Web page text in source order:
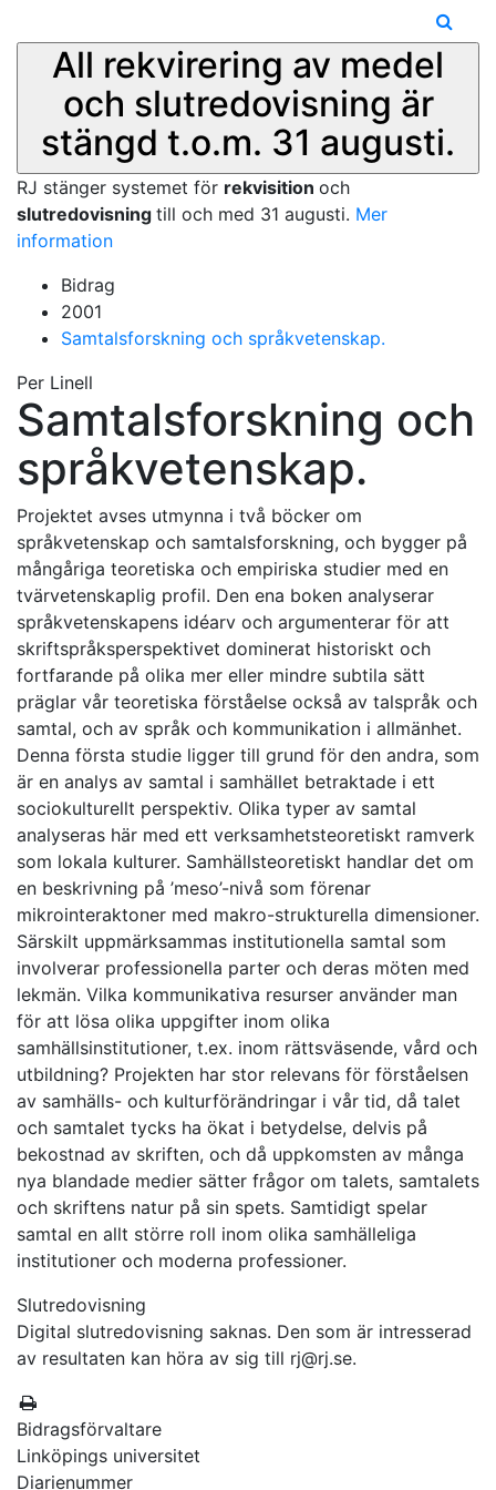
All rekvirering av medel
och slutredovisning är
stängd t.o.m. 31 augusti.
RJ stänger systemet för rekvisition och
slutredovisning till och med 31 augusti. Mer
information
Bidrag
2001
Samtalsforskning och språkvetenskap.
Per Linell
Samtalsforskning och
språkvetenskap.
Projektet avses utmynna i två böcker om
språkvetenskap och samtalsforskning, och bygger på
mångåriga teoretiska och empiriska studier med en
tvärvetenskaplig profil. Den ena boken analyserar
språkvetenskapens idéarv och argumenterar för att
skriftspråksperspektivet dominerat historiskt och
fortfarande på olika mer eller mindre subtila sätt
präglar vår teoretiska förståelse också av talspråk och
samtal, och av språk och kommunikation i allmänhet.
Denna första studie ligger till grund för den andra, som
är en analys av samtal i samhället betraktade i ett
sociokulturellt perspektiv. Olika typer av samtal
analyseras här med ett verksamhetsteoretiskt ramverk
som lokala kulturer. Samhällsteoretiskt handlar det om
en beskrivning på ’meso’-nivå som förenar
mikrointeraktoner med makro-strukturella dimensioner.
Särskilt uppmärksammas institutionella samtal som
involverar professionella parter och deras möten med
lekmän. Vilka kommunikativa resurser använder man
för att lösa olika uppgifter inom olika
samhällsinstitutioner, t.ex. inom rättsväsende, vård och
utbildning? Projekten har stor relevans för förståelsen
av samhälls- och kulturförändringar i vår tid, då talet
och samtalet tycks ha ökat i betydelse, delvis på
bekostnad av skriften, och då uppkomsten av många
nya blandade medier sätter frågor om talets, samtalets
och skriftens natur på sin spets. Samtidigt spelar
samtal en allt större roll inom olika samhälleliga
institutioner och moderna professioner.
Slutredovisning
Digital slutredovisning saknas. Den som är intresserad
av resultaten kan höra av sig till rj@rj.se.
Bidragsförvaltare
Linköpings universitet
Diarienummer